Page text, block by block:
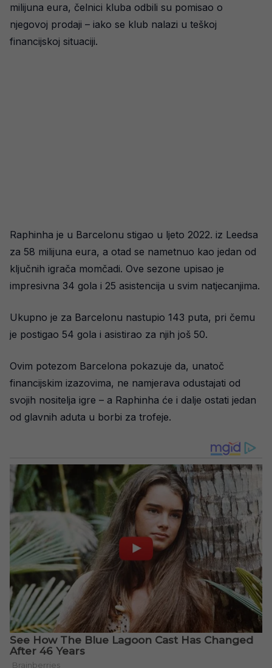
milijuna eura, čelnici kluba odbili su pomisao o
njegovoj prodaji – iako se klub nalazi u teškoj
financijskoj situaciji.
Raphinha je u Barcelonu stigao u ljeto 2022. iz Leedsa
za 58 milijuna eura, a otad se nametnuo kao jedan od
ključnih igrača momčadi. Ove sezone upisao je
impresivna 34 gola i 25 asistencija u svim natjecanjima.
Ukupno je za Barcelonu nastupio 143 puta, pri čemu
je postigao 54 gola i asistirao za njih još 50.
Ovim potezom Barcelona pokazuje da, unatoč
financijskim izazovima, ne namjerava odustajati od
svojih nositelja igre – a Raphinha će i dalje ostati jedan
od glavnih aduta u borbi za trofeje.